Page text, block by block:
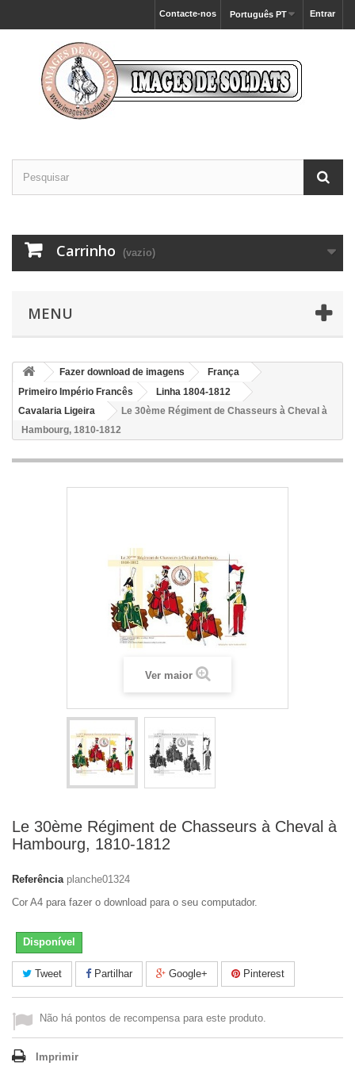
Entrar
Português PT
Contacte-nos
Carrinho (vazio)
MENU
Fazer download de imagens
França
Primeiro Império Francês
Linha 1804-1812
Cavalaria Ligeira
Le 30ème Régiment de Chasseurs à Cheval à
Hambourg, 1810-1812
Ver maior
Le 30ème Régiment de Chasseurs à Cheval à
Hambourg, 1810-1812
Referência planche01324
Cor A4 para fazer o download para o seu computador.
Disponível
Tweet Partilhar Google+ Pinterest
Não há pontos de recompensa para este produto.
Imprimir